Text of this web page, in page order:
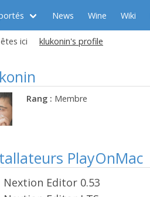
News Wine Wiki
ici klukonin's profile
Rang : Membre
PlayOnMac
Nextion Editor 0.53